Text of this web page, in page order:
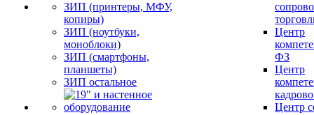
ЗИП (принтеры, МФУ,
копиры)
ЗИП (ноутбуки,
моноблоки)
ЗИП (смартфоны,
планшеты)
ЗИП остальное
Центр
ФЗ
Центр
Центр